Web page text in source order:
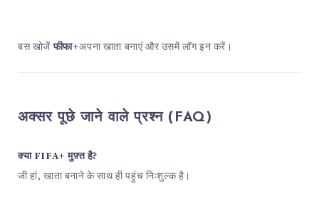
बस खोजेंफीफा+अपना खाता बनाएं और उसमें लॉग इन करें।
अक्सर पूछे जाने वाले प्रश्न (FAQ)
क्या FIFA+ मुफ़्त है?
जी हां, खाता बनाने के साथ ही पहुंच निःशुल्क है।